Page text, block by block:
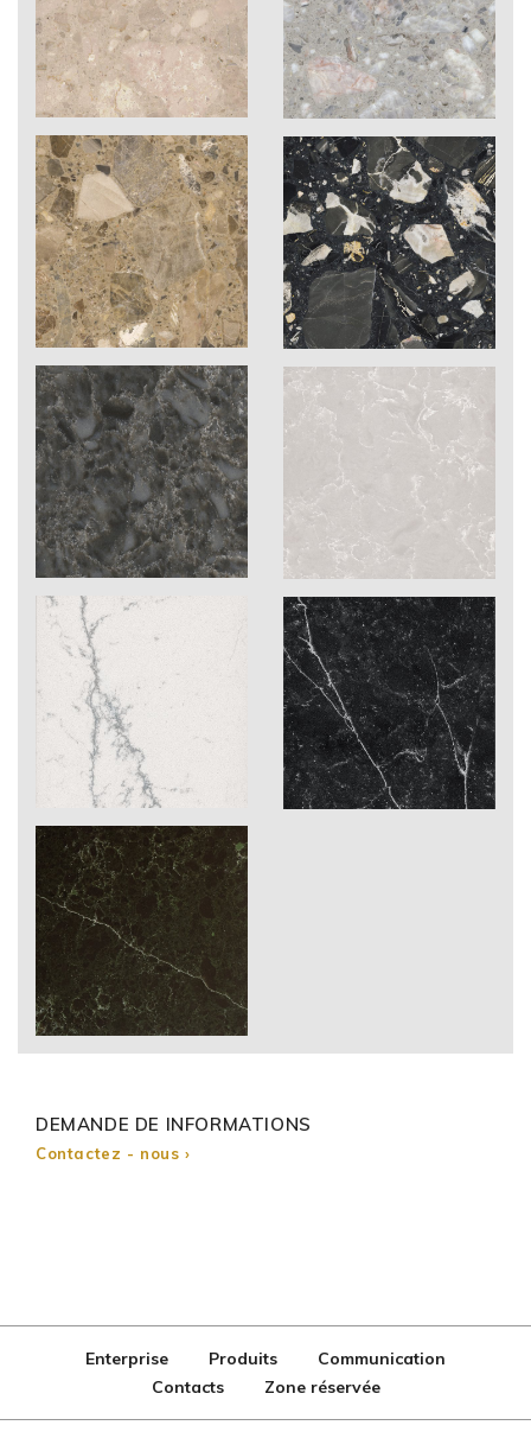
DEMANDE DE INFORMATIONS
Contactez - nous ›
Enterprise Produits
Communication
Contacts
Zone réservée